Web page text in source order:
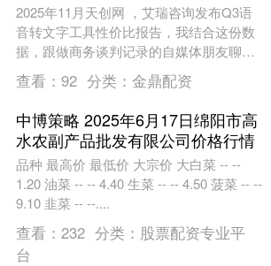
2025年11月天创网 ，艾瑞咨询发布Q3语
音转文字工具性价比报告，我结合这份数
据，跟做商务谈判记录的自媒体朋友聊聊
听脑AI、腾讯云语音转文字、迅捷录音转
文字的....
查看： 92 分类： 金鼎配资
中博策略 2025年6月17日绵阳市高
水农副产品批发有限公司价格行情
品种 最高价 最低价 大宗价 大白菜 -- --
1.20 油菜 -- -- 4.40 生菜 -- -- 4.50 菠菜 -- --
9.10 韭菜 -- --....
查看： 232 分类： 股票配资专业平
台